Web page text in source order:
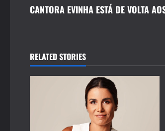
s
n
a
CANTORA EVINHA ESTÁ DE VOLTA
RELATED STORIES